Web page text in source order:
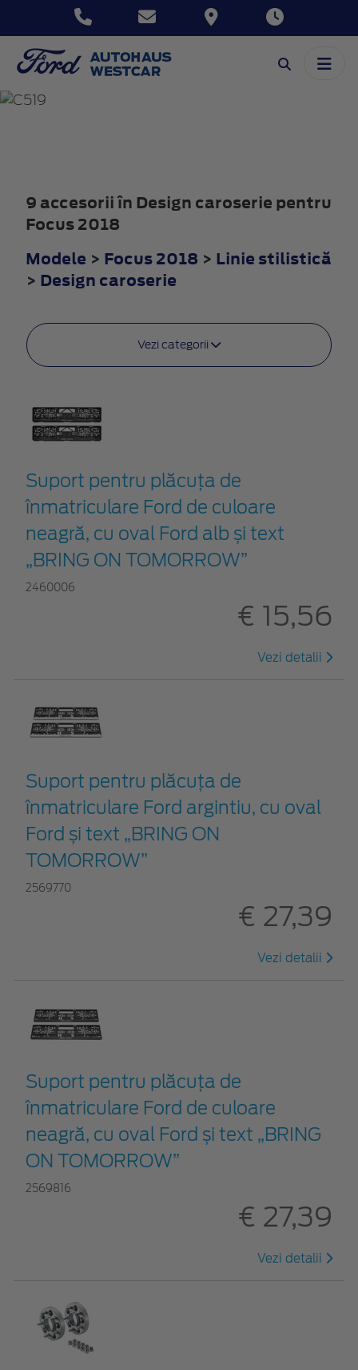
FOCUS
9 accesorii în Design caroserie pentru
Focus 2018
Modele > Focus 2018 > Linie stilistică
> Design caroserie
Vezi categorii
Suport pentru plăcuța de
înmatriculare Ford de culoare
neagră, cu oval Ford alb și text
„BRING ON TOMORROW”
2460006
€ 15,56
Vezi detalii
Suport pentru plăcuța de
înmatriculare Ford argintiu, cu oval
Ford și text „BRING ON
TOMORROW”
2569770
€ 27,39
Vezi detalii
Suport pentru plăcuța de
înmatriculare Ford de culoare
neagră, cu oval Ford și text „BRING
ON TOMORROW”
2569816
€ 27,39
Vezi detalii